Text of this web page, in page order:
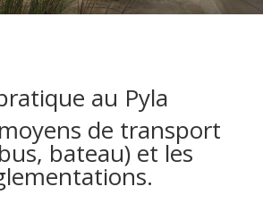
au Pyla
de transport
bateau) et les